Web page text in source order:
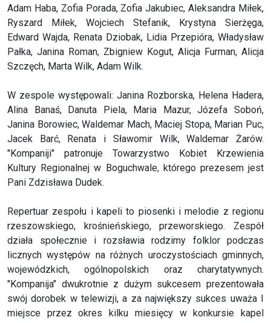
Adam Haba, Zofia Porada, Zofia Jakubiec, Aleksandra Miłek,
Ryszard Miłek, Wojciech Stefanik, Krystyna Sierżęga,
Edward Wajda, Renata Dziobak, Lidia Przepióra, Władysław
Pałka, Janina Roman, Zbigniew Kogut, Alicja Furman, Alicja
Szczęch, Marta Wilk, Adam Wilk.
W zespole występowali: Janina Rozborska, Helena Hadera,
Alina Banaś, Danuta Piela, Maria Mazur, Józefa Soboń,
Janina Borowiec, Waldemar Mach, Maciej Stopa, Marian Puc,
Jacek Barć, Renata i Sławomir Wilk, Waldemar Żarów.
"Kompaniji" patronuje Towarzystwo Kobiet Krzewienia
Kultury Regionalnej w Boguchwale, którego prezesem jest
Pani Zdzisława Dudek.
Repertuar zespołu i kapeli to piosenki i melodie z regionu
rzeszowskiego, krośnieńskiego, przeworskiego. Zespół
działa społecznie i rozsławia rodzimy folklor podczas
licznych występów na różnych uroczystościach gminnych,
wojewódzkich, ogólnopolskich oraz charytatywnych.
"Kompanija" dwukrotnie z dużym sukcesem prezentowała
swój dorobek w telewizji, a za największy sukces uważa I
miejsce przez okres kilku miesięcy w konkursie kapel